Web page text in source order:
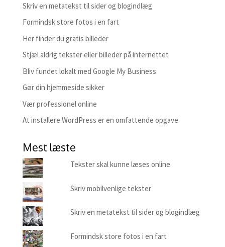
Skriv en metatekst til sider og blogindlæg
Formindsk store fotos i en fart
Her finder du gratis billeder
Stjæl aldrig tekster eller billeder på internettet
Bliv fundet lokalt med Google My Business
Gør din hjemmeside sikker
Vær professionel online
At installere WordPress er en omfattende opgave
Mest læste
Tekster skal kunne læses online
Skriv mobilvenlige tekster
Skriv en metatekst til sider og blogindlæg
Formindsk store fotos i en fart